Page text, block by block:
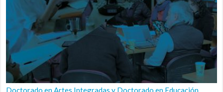
Doctorado en Artes Integradas y Doctorado en Educación